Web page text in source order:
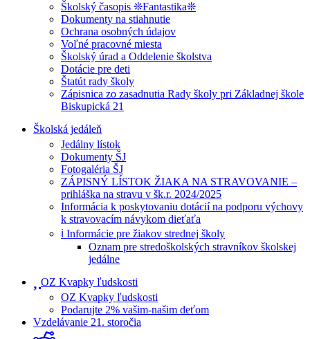
Školský časopis ❊Fantastika❊
Dokumenty na stiahnutie
Ochrana osobných údajov
Voľné pracovné miesta
Školský úrad a Oddelenie školstva
Dotácie pre deti
Štatút rady školy
Zápisnica zo zasadnutia Rady školy pri Základnej škole
Biskupická 21
Školská jedáleň
Jedálny lístok
Dokumenty ŠJ
Fotogaléria ŠJ
ZÁPISNÝ LÍSTOK ŽIAKA NA STRAVOVANIE –
prihláška na stravu v šk.r. 2024/2025
Informácia k poskytovaniu dotácií na podporu výchovy
k stravovacím návykom dieťaťa
ℹ️ Informácie pre žiakov strednej školy
Oznam pre stredoškolských stravníkov školskej
jedálne
OZ Kvapky ľudskosti
OZ Kvapky ľudskosti
Podarujte 2% vašim-našim deťom
Vzdelávanie 21. storočia